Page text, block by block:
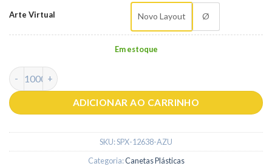
Arte Virtual Novo Layout Ø
Em estoque
CANETA PLÁSTICA TOUCH SPX-12638-AZU NA COR AZUL
ADICIONAR AO CARRINHO
SKU:SPX-12638-AZU
Categoria:Canetas Plásticas